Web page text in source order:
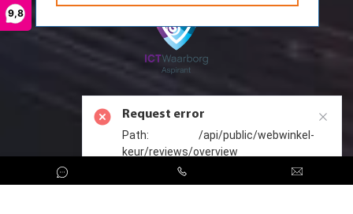
9,8
CreoServer © 2026 All rights reserved
Request error
Path: /api/public/webwinkel-
keur/reviews/overview